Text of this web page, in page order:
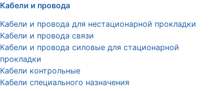
Кабели и провода
Кабели и провода для нестационарной прокладки
Кабели и провода связи
Кабели и провода силовые для стационарной
прокладки
Кабели контрольные
Кабели специального назначения